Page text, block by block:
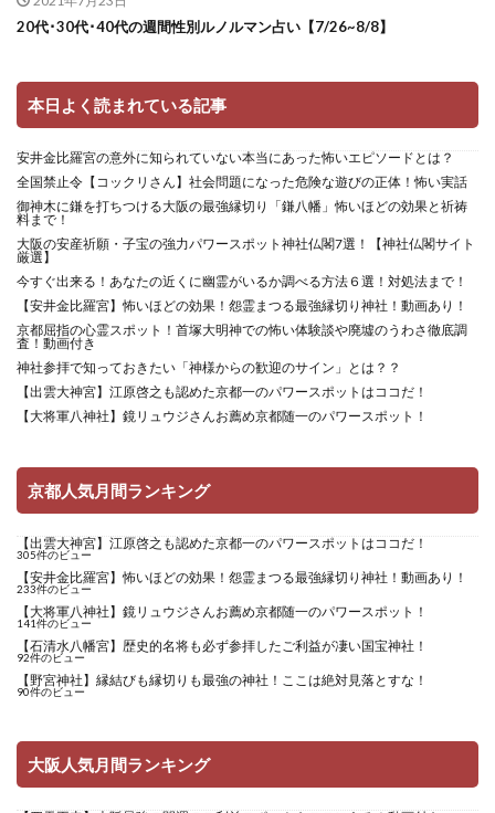
20代･30代･40代の週間性別ルノルマン占い【7/26~8/8】
本日よく読まれている記事
安井金比羅宮の意外に知られていない本当にあった怖いエピソードとは？
全国禁止令【コックリさん】社会問題になった危険な遊びの正体！怖い実話
御神木に鎌を打ちつける大阪の最強縁切り「鎌八幡」怖いほどの効果と祈祷
料まで！
大阪の安産祈願・子宝の強力パワースポット神社仏閣7選！【神社仏閣サイト
厳選】
今すぐ出来る！あなたの近くに幽霊がいるか調べる方法６選！対処法まで！
【安井金比羅宮】怖いほどの効果！怨霊まつる最強縁切り神社！動画あり！
京都屈指の心霊スポット！首塚大明神での怖い体験談や廃墟のうわさ徹底調
査！動画付き
神社参拝で知っておきたい「神様からの歓迎のサイン」とは？？
【出雲大神宮】江原啓之も認めた京都一のパワースポットはココだ！
【大将軍八神社】鏡リュウジさんお薦め京都随一のパワースポット！
京都人気月間ランキング
【出雲大神宮】江原啓之も認めた京都一のパワースポットはココだ！
305件のビュー
【安井金比羅宮】怖いほどの効果！怨霊まつる最強縁切り神社！動画あり！
233件のビュー
【大将軍八神社】鏡リュウジさんお薦め京都随一のパワースポット！
141件のビュー
【石清水八幡宮】歴史的名将も必ず参拝したご利益が凄い国宝神社！
92件のビュー
【野宮神社】縁結びも縁切りも最強の神社！ここは絶対見落とすな！
90件のビュー
大阪人気月間ランキング